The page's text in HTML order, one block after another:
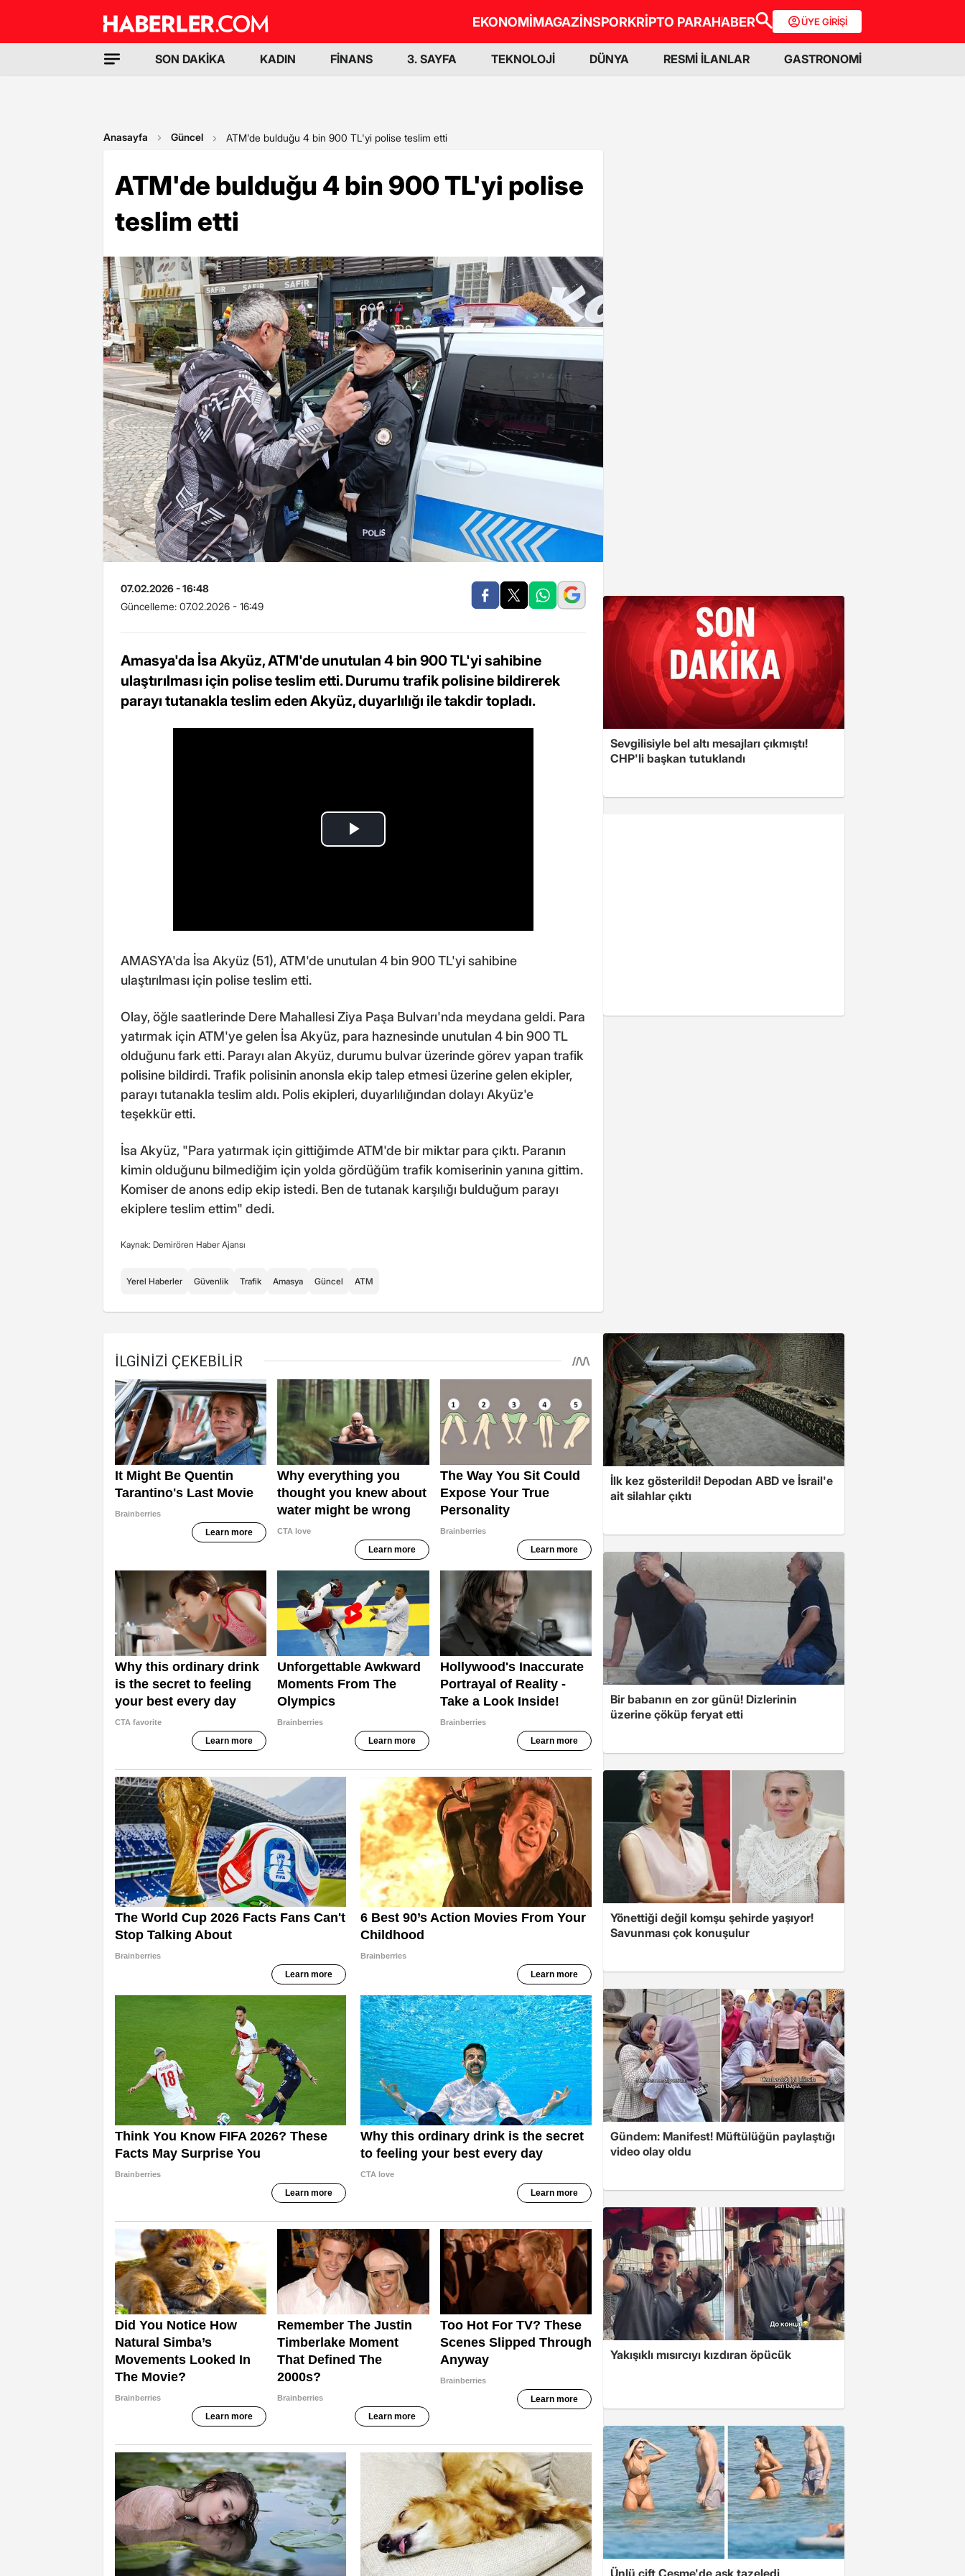
EKONOMİMAGAZİNSPORKRİPTO PARAHABER ÜYE GİRİŞİ
SON DAKİKA KADIN FİNANS 3. SAYFA TEKNOLOJİ DÜNYA RESMİ İLANLAR GASTRONOMİ
Anasayfa Güncel ATM'de bulduğu 4 bin 900 TL'yi polise teslim etti
ATM'de bulduğu 4 bin 900 TL'yi polise
teslim etti
07.02.2026 - 16:48
Güncelleme: 07.02.2026 - 16:49
Amasya'da İsa Akyüz, ATM'de unutulan 4 bin 900 TL'yi sahibine
ulaştırılması için polise teslim etti. Durumu trafik polisine bildirerek
parayı tutanakla teslim eden Akyüz, duyarlılığı ile takdir topladı.
AMASYA'da İsa Akyüz (51), ATM'de unutulan 4 bin 900 TL'yi sahibine
ulaştırılması için polise teslim etti.
Olay, öğle saatlerinde Dere Mahallesi Ziya Paşa Bulvarı'nda meydana geldi. Para
yatırmak için ATM'ye gelen İsa Akyüz, para haznesinde unutulan 4 bin 900 TL
olduğunu fark etti. Parayı alan Akyüz, durumu bulvar üzerinde görev yapan trafik
polisine bildirdi. Trafik polisinin anonsla ekip talep etmesi üzerine gelen ekipler,
parayı tutanakla teslim aldı. Polis ekipleri, duyarlılığından dolayı Akyüz'e
teşekkür etti.
İsa Akyüz, "Para yatırmak için gittiğimde ATM'de bir miktar para çıktı. Paranın
kimin olduğunu bilmediğim için yolda gördüğüm trafik komiserinin yanına gittim.
Komiser de anons edip ekip istedi. Ben de tutanak karşılığı bulduğum parayı
ekiplere teslim ettim" dedi.
Kaynak: Demirören Haber Ajansı
Yerel Haberler Güvenlik Trafik Amasya Güncel ATM
Sevgilisiyle bel altı mesajları çıkmıştı!
CHP'li başkan tutuklandı
İlk kez gösterildi! Depodan ABD ve İsrail'e
ait silahlar çıktı
Bir babanın en zor günü! Dizlerinin
üzerine çöküp feryat etti
Yönettiği değil komşu şehirde yaşıyor!
Savunması çok konuşulur
Gündem: Manifest! Müftülüğün paylaştığı
video olay oldu
Yakışıklı mısırcıyı kızdıran öpücük
Ünlü çift Çeşme'de aşk tazeledi